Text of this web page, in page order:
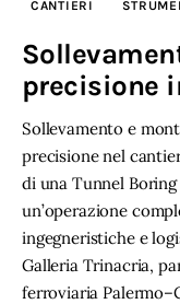
CANTIERI
precisione
Sollevamento e
precisione nel
di una Tunnel
un’operazione
ingegneristiche e
Galleria Trinacria,
ferroviaria